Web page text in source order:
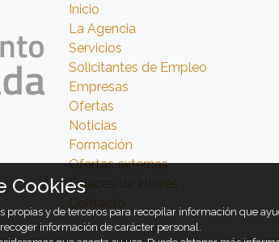
Inicio
La Agencia
Servicios
Solicitantes de Empleo
Empresas
Ofertas
Noticias
Formación
Ofertas externas
Enlaces de Interés
Contacto
Cookies
propias y de terceros para recopilar información que
información de carácter personal.